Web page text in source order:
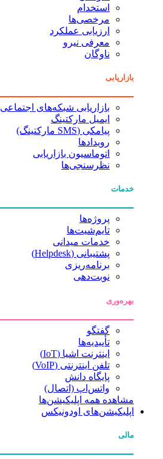
استخدام
مرخصی‌ها
ارزیابی عملکرد
معرفی نیرو
ناوگان
بازاریابی
بازاریابی شبکه‌های اجتماعی
ایمیل مارکتینگ
پیامکی (SMS مارکتینگ)
رویدادها
اتوماسیون بازاریابی
نظرسنجی‌ها
خدمات
پروژه‌ها
تایم‌شیت‌ها
خدمات میدانی
پشتیبانی (Helpdesk)
برنامه‌ریزی
نوبت‌دهی
بهره‌وری
گفتگو
تأییدیه‌ها
اینترنت اشیا (IoT)
تلفن اینترنتی (VoIP)
پایگاه دانش
واتس‌اپ (اتصال)
مشاهده همه اپلیکیشن‌ها
اپلیکیشن‌های اودونیکس
مالی